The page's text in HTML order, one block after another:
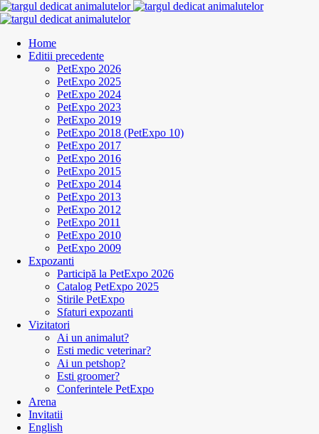
Home
Editii precedente
PetExpo 2026
PetExpo 2025
PetExpo 2024
PetExpo 2023
PetExpo 2019
PetExpo 2018 (PetExpo 10)
PetExpo 2017
PetExpo 2016
PetExpo 2015
PetExpo 2014
PetExpo 2013
PetExpo 2012
PetExpo 2011
PetExpo 2010
PetExpo 2009
Expozanti
Participă la PetExpo 2026
Catalog PetExpo 2025
Stirile PetExpo
Sfaturi expozanti
Vizitatori
Ai un animalut?
Esti medic veterinar?
Ai un petshop?
Esti groomer?
Conferintele PetExpo
Arena
Invitatii
English